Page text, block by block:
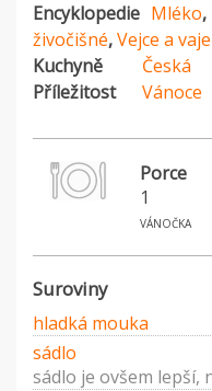
Encyklopedie Mléko,
živočišné,Vejce a
Kuchyně
Česká
Příležitost
Vánoce
Porce
1
vánočka
Suroviny
hladká mouka
sádlo
sádlo je ovšem lepší,